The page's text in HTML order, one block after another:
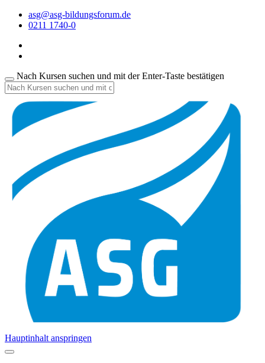
asg@asg-bildungsforum.de
0211 1740-0
Nach Kursen suchen und mit der Enter-Taste bestätigen
Hauptinhalt anspringen